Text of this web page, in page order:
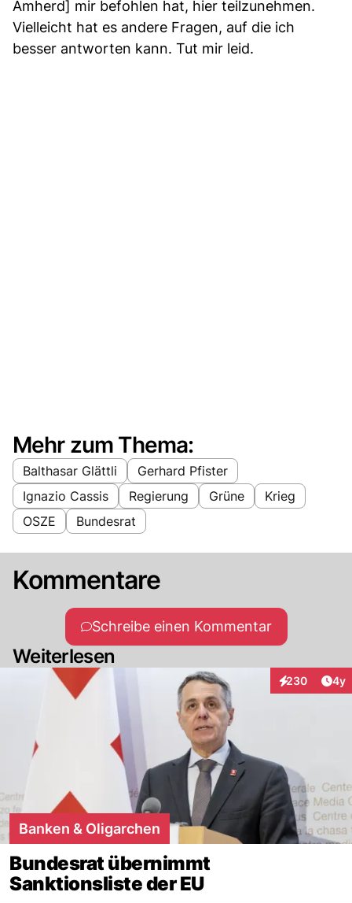
Amherd] mir befohlen hat, hier teilzunehmen.
Vielleicht hat es andere Fragen, auf die ich
besser antworten kann. Tut mir leid.
Mehr zum Thema:
Balthasar Glättli
Gerhard Pfister
Ignazio Cassis
Regierung Grüne
Krieg
OSZE
Bundesrat
Kommentare
Schreibe einen Kommentar
Weiterlesen
230
Interaktionen
4y
Banken & Oligarchen
Bundesrat übernimmt
Sanktionsliste der EU